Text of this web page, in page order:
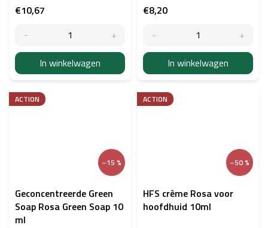
€10,67
In winkelwagen
€8,20
In winkelwagen
ACTION
–15 %
Geconcentreerde Green
Soap Rosa Green Soap 10
ml
ACTION
–50 %
HFS crème Rosa voor
hoofdhuid 10ml